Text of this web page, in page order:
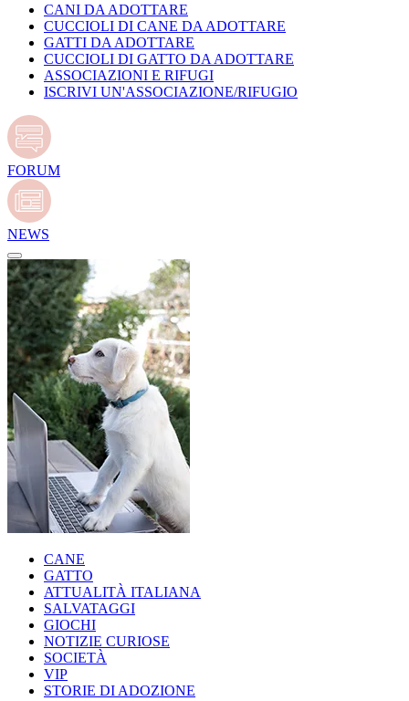
CANI DA ADOTTARE
CUCCIOLI DI CANE DA ADOTTARE
GATTI DA ADOTTARE
CUCCIOLI DI GATTO DA ADOTTARE
ASSOCIAZIONI E RIFUGI
ISCRIVI UN'ASSOCIAZIONE/RIFUGIO
FORUM
NEWS
CANE
GATTO
ATTUALITÀ ITALIANA
SALVATAGGI
GIOCHI
NOTIZIE CURIOSE
SOCIETÀ
VIP
STORIE DI ADOZIONE